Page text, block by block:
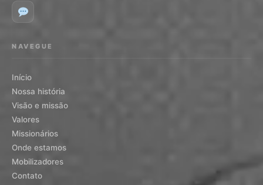
NAVEGUE
Início
Nossa história
Visão e missão
Valores
Missionários
Onde estamos
Mobilizadores
Contato